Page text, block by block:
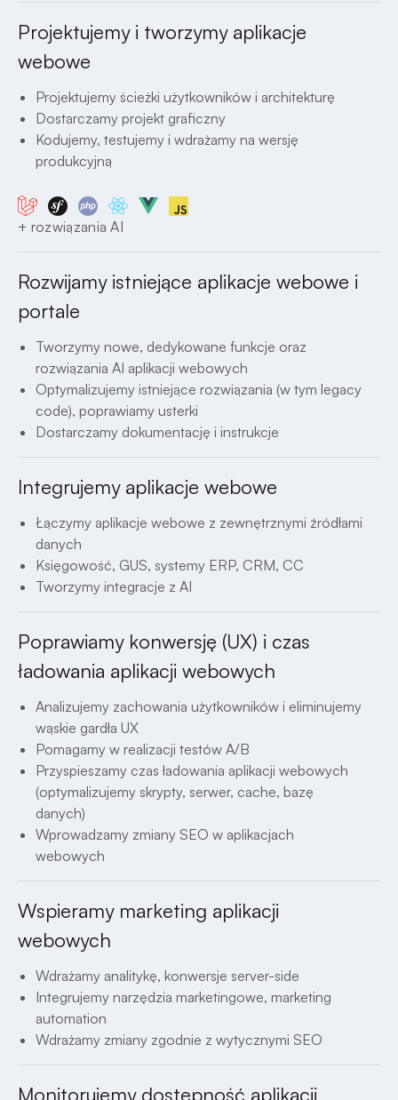
Projektujemy i tworzymy aplikacje
webowe
Projektujemy ścieżki użytkowników i architekturę
Dostarczamy projekt graficzny
Kodujemy, testujemy i wdrażamy na wersję
produkcyjną
+ rozwiązania AI
Rozwijamy istniejące aplikacje webowe i
portale
Tworzymy nowe, dedykowane funkcje oraz
rozwiązania AI aplikacji webowych
Optymalizujemy istniejące rozwiązania (w tym legacy
code), poprawiamy usterki
Dostarczamy dokumentację i instrukcje
Integrujemy aplikacje webowe
Łączymy aplikacje webowe z zewnętrznymi źródłami
danych
Księgowość, GUS, systemy ERP, CRM, CC
Tworzymy integracje z AI
Poprawiamy konwersję (UX) i czas
ładowania aplikacji webowych
Analizujemy zachowania użytkowników i eliminujemy
wąskie gardła UX
Pomagamy w realizacji testów A/B
Przyspieszamy czas ładowania aplikacji webowych
(optymalizujemy skrypty, serwer, cache, bazę
danych)
Wprowadzamy zmiany SEO w aplikacjach
webowych
Wspieramy marketing aplikacji
webowych
Wdrażamy analitykę, konwersje server-side
Integrujemy narzędzia marketingowe, marketing
automation
Wdrażamy zmiany zgodnie z wytycznymi SEO
Monitorujemy dostępność aplikacji